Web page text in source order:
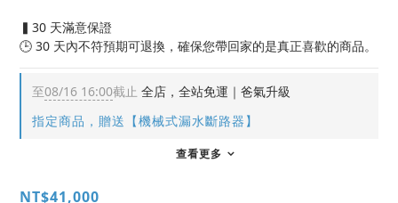
▍30 天滿意保證
🕒 30 天內不符預期可退換，確保您帶回家的是真正喜歡的商品。
至08/16 16:00截止 全店，全站免運｜爸氣升級
指定商品，贈送【機械式漏水斷路器】
查看更多
NT$41,000